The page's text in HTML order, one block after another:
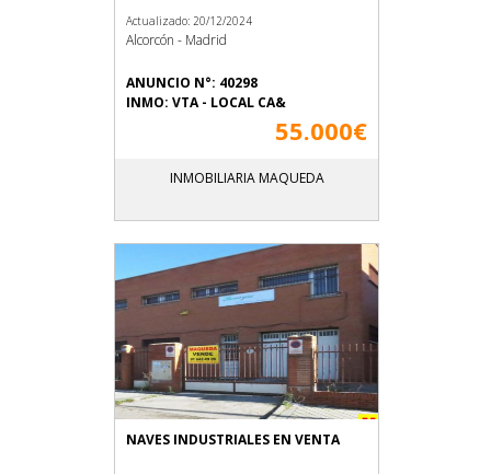
Actualizado: 20/12/2024
Alcorcón - Madrid
ANUNCIO N°: 40298
INMO: VTA - LOCAL CA&
55.000€
INMOBILIARIA MAQUEDA
NAVES INDUSTRIALES EN VENTA